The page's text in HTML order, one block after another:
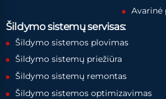
Avarinė
Šildymo sistemų servisas:
Šildymo sistemos plovimas
Šildymo sistemų priežiūra
Šildymo sistemų remontas
Šildymo sistemos optimizavimas